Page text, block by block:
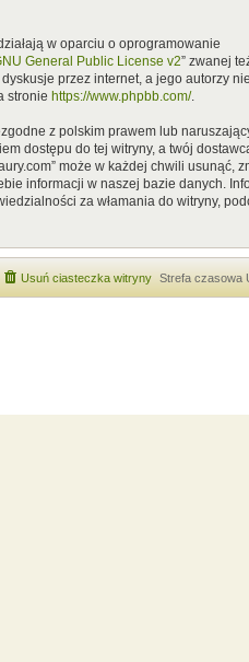
działają w oparciu o oprogramowanie
General Public License v2” zwanej
przez internet, a jego autorzy nie
stronie https://www.phpbb.com/.
z polskim prawem lub
dostępu do tej witryny, a twój
może w każdej chwili usunąć,
informacji w naszej bazie danych.
za włamania do witryny,
Strefa czasowa
Usuń ciasteczka witryny